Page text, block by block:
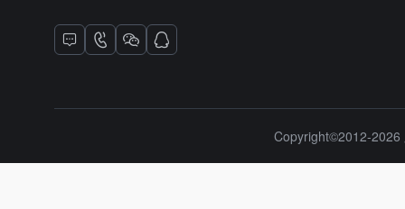
Copyright©2012-2026